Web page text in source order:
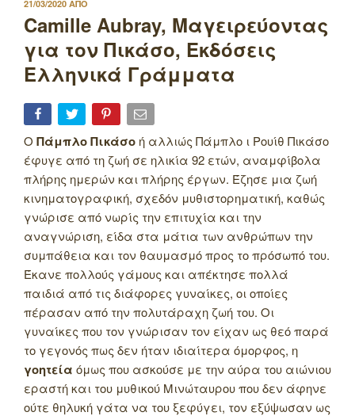
ΔΗΜΟΣΙΕΥΤΗΚΕ
ΣΤΙΣ
21/03/2020 ΑΠΟ
Camille Aubray, Μαγειρεύοντας
για τον Πικάσο, Εκδόσεις
Ελληνικά Γράμματα
Ο Πάμπλο Πικάσο ή αλλιώς Πάμπλο ι Ρουίθ Πικάσο
έφυγε από τη ζωή σε ηλικία 92 ετών, αναμφίβολα
πλήρης ημερών και πλήρης έργων. Έζησε μια ζωή
κινηματογραφική, σχεδόν μυθιστορηματική, καθώς
γνώρισε από νωρίς την επιτυχία και την
αναγνώριση, είδα στα μάτια των ανθρώπων την
συμπάθεια και τον θαυμασμό προς το πρόσωπό του.
Έκανε πολλούς γάμους και απέκτησε πολλά
παιδιά από τις διάφορες γυναίκες, οι οποίες
πέρασαν από την πολυτάραχη ζωή του. Οι
γυναίκες που τον γνώρισαν τον είχαν ως θεό παρά
το γεγονός πως δεν ήταν ιδιαίτερα όμορφος, η
γοητεία όμως που ασκούσε με την αύρα του αιώνιου
εραστή και του μυθικού Μινώταυρου που δεν άφηνε
ούτε θηλυκή γάτα να του ξεφύγει, τον εξύψωσαν ως